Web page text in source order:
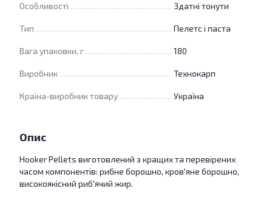
Особливості Здатні тонути
Тип Пелетс і паста
Вага упаковки, г 180
Виробник Технокарп
Країна-виробник товару Україна
Опис
Hooker Pellets виготовлений з кращих та перевірених
часом компонентів: рибне борошно, кров'яне борошно,
високоякісний риб'ячий жир.